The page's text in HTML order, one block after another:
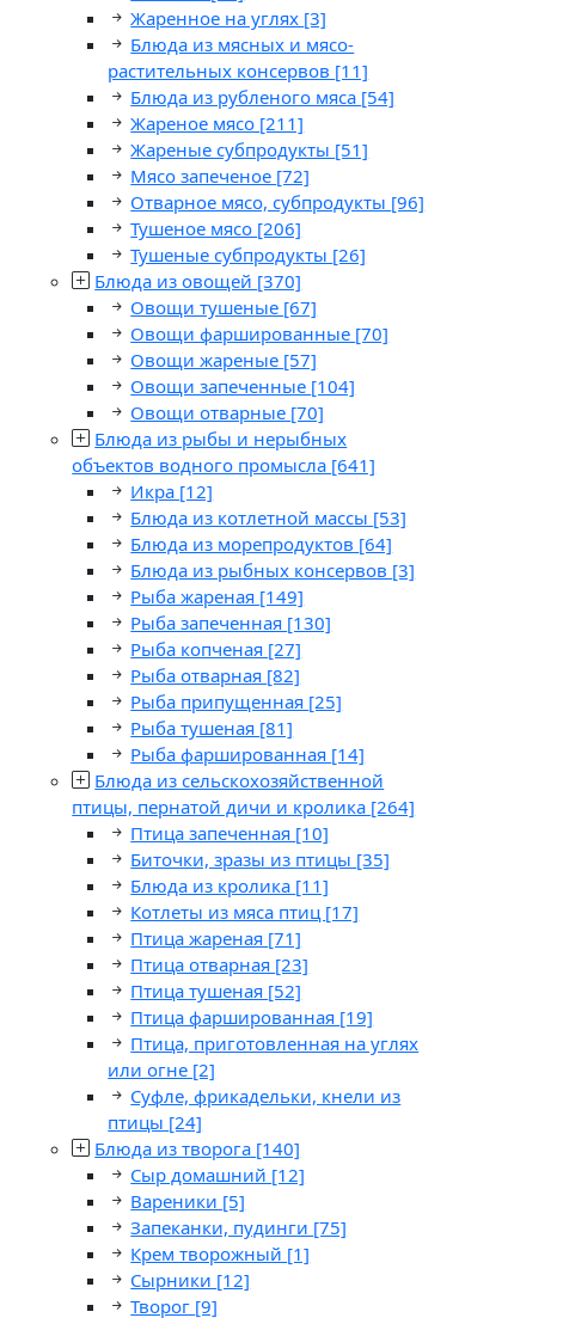
Жаренное на углях [3]
Блюда из мясных и мясо-
растительных консервов [11]
Блюда из рубленого мяса [54]
Жареное мясо [211]
Жареные субпродукты [51]
Мясо запеченое [72]
Отварное мясо, субпродукты [96]
Тушеное мясо [206]
Тушеные субпродукты [26]
Блюда из овощей [370]
Овощи тушеные [67]
Овощи фаршированные [70]
Овощи жареные [57]
Овощи запеченные [104]
Овощи отварные [70]
Блюда из рыбы и нерыбных
объектов водного промысла [641]
Икра [12]
Блюда из котлетной массы [53]
Блюда из морепродуктов [64]
Блюда из рыбных консервов [3]
Рыба жареная [149]
Рыба запеченная [130]
Рыба копченая [27]
Рыба отварная [82]
Рыба припущенная [25]
Рыба тушеная [81]
Рыба фаршированная [14]
Блюда из сельскохозяйственной
птицы, пернатой дичи и кролика [264]
Птица запеченная [10]
Биточки, зразы из птицы [35]
Блюда из кролика [11]
Котлеты из мяса птиц [17]
Птица жареная [71]
Птица отварная [23]
Птица тушеная [52]
Птица фаршированная [19]
Птица, приготовленная на углях
или огне [2]
Суфле, фрикадельки, кнели из
птицы [24]
Блюда из творога [140]
Сыр домашний [12]
Вареники [5]
Запеканки, пудинги [75]
Крем творожный [1]
Сырники [12]
Творог [9]